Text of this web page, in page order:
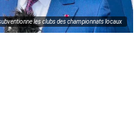
les clubs des championnats locaux